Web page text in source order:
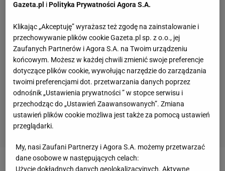
Gazeta.pl iPolityka Prywatności Agora S.A.
Klikając „Akceptuję” wyrażasz też zgodę na zainstalowanie i
przechowywanie plików cookie Gazeta.pl sp. z o.o., jej
Zaufanych Partnerów i Agora S.A. na Twoim urządzeniu
końcowym. Możesz w każdej chwili zmienić swoje preferencje
dotyczące plików cookie, wywołując narzędzie do zarządzania
twoimi preferencjami dot. przetwarzania danych poprzez
odnośnik „Ustawienia prywatności ” w stopce serwisu i
przechodząc do „Ustawień Zaawansowanych”. Zmiana
ustawień plików cookie możliwa jest także za pomocą ustawień
przeglądarki.
My, nasi Zaufani Partnerzy i Agora S.A. możemy przetwarzać
dane osobowe w następujących celach:
Użycie dokładnych danych geolokalizacyjnych. Aktywne